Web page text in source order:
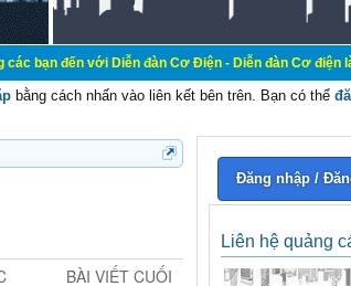
với Diễn đàn Cơ Điện - Diễn đàn Cơ điện là nơi chia
bằng cách nhấn vào liên kết bên trên. Bạn có thể
BÀI VIẾT CUỐI
Đăng nhập /
Liên hệ quảng